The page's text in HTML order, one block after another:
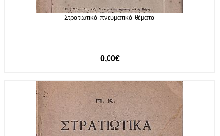
Στρατιωτικά πνευματικά θέματα
0,00€